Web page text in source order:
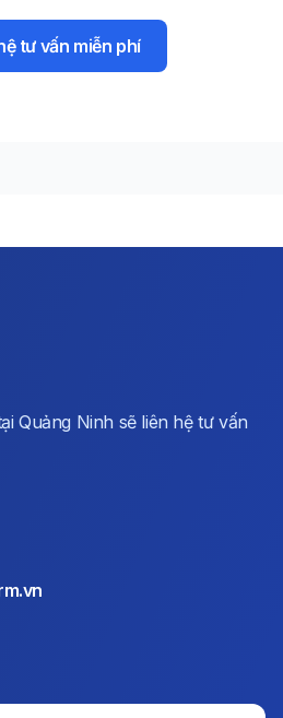
tư vấn miễn phí
Quảng Ninh sẽ liên hệ tư vấn